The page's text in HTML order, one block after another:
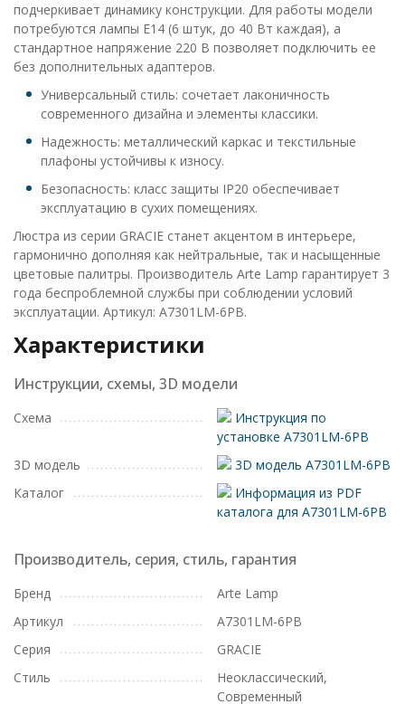
подчеркивает динамику конструкции. Для работы модели
потребуются лампы E14 (6 штук, до 40 Вт каждая), а
стандартное напряжение 220 В позволяет подключить ее
без дополнительных адаптеров.
Универсальный стиль: сочетает лаконичность
современного дизайна и элементы классики.
Надежность: металлический каркас и текстильные
плафоны устойчивы к износу.
Безопасность: класс защиты IP20 обеспечивает
эксплуатацию в сухих помещениях.
Люстра из серии GRACIE станет акцентом в интерьере,
гармонично дополняя как нейтральные, так и насыщенные
цветовые палитры. Производитель Arte Lamp гарантирует 3
года беспроблемной службы при соблюдении условий
эксплуатации. Артикул: A7301LM-6PB.
Характеристики
Инструкции, схемы, 3D модели
Схема
Инструкция по
установке A7301LM-6PB
3D модель
3D модель A7301LM-6PB
Каталог
Информация из PDF
каталога для A7301LM-6PB
Производитель, серия, стиль, гарантия
Бренд
Arte Lamp
Артикул
A7301LM-6PB
Серия
GRACIE
Стиль
Неоклассический,
Современный